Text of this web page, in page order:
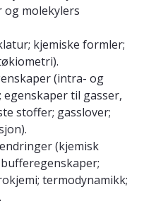
molekylers
kjemiske formler;
(intra- og
til gasser,
stoffer; gasslover;
(kjemisk
termodynamikk;